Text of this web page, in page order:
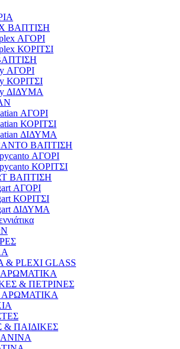
ΒΑΠΤΙΣΗ
ΑΓΟΡΙ
ΚΟΡΙΤΣΙ
ΑΓΟΡΙ
ΚΟΡΙΤΣΙ
ΔΙΔΥΜΑ
ΑΓΟΡΙ
ΚΟΡΙΤΣΙ
ΔΙΔΥΜΑ
ΒΑΠΤΙΣΗ
ΑΓΟΡΙ
ΚΟΡΙΤΣΙ
ΒΑΠΤΙΣΗ
ΑΓΟΡΙ
ΚΟΡΙΤΣΙ
ΔΙΔΥΜΑ
& PLEXI GLASS
& ΠΕΤΡΙΝΕΣ
ΑΡΩΜΑΤΙΚΑ
& ΠΑΙΔΙΚΕΣ